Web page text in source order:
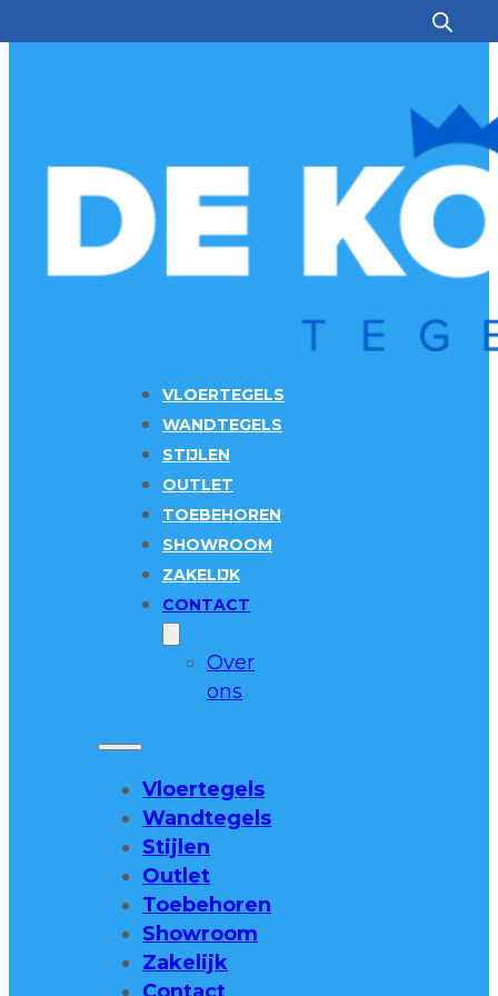
VLOERTEGELS
WANDTEGELS
STIJLEN
OUTLET
TOEBEHOREN
SHOWROOM
ZAKELIJK
CONTACT
Over
ons
Vloertegels
Wandtegels
Stijlen
Outlet
Toebehoren
Showroom
Zakelijk